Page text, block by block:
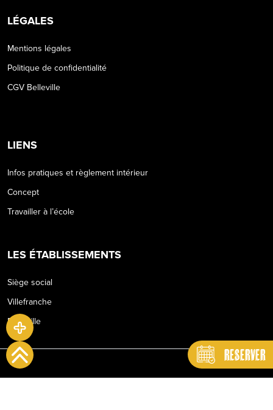
RESERVER
LÉGALES
Mentions légales
Politique de confidentialité
CGV Belleville
LIENS
Infos pratiques et règlement intérieur
Concept
Travailler à l’école
LES ÉTABLISSEMENTS
Siège social
Villefranche
Belleville